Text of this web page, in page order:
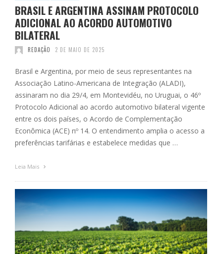
BRASIL E ARGENTINA ASSINAM PROTOCOLO
ADICIONAL AO ACORDO AUTOMOTIVO
BILATERAL
REDAÇÃO 2 DE MAIO DE 2025
Brasil e Argentina, por meio de seus representantes na
Associação Latino-Americana de Integração (ALADI),
assinaram no dia 29/4, em Montevidéu, no Uruguai, o 46º
Protocolo Adicional ao acordo automotivo bilateral vigente
entre os dois países, o Acordo de Complementação
Econômica (ACE) nº 14. O entendimento amplia o acesso a
preferências tarifárias e estabelece medidas que …
Leia Mais